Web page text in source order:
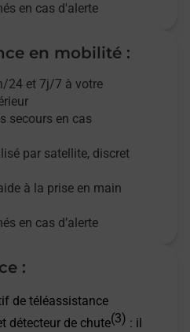
en cas d'alerte
en mobilité :
24 et 7j/7 à votre
secours en cas
par satellite, discret
à la prise en main
en cas d’alerte
:
de téléassistance
détecteur de chute(3) : il